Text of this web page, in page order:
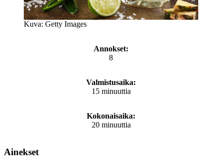
Kuva: Getty Images
Annokset:
8
Valmistusaika:
15 minuuttia
Kokonaisaika:
20 minuuttia
Ainekset